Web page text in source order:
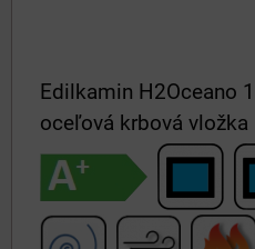
Edilkamin H2Oceano
oceľová krbová vložka